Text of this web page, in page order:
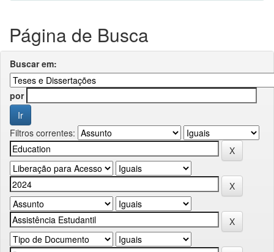
Página de Busca
Buscar em:
por
Filtros correntes: